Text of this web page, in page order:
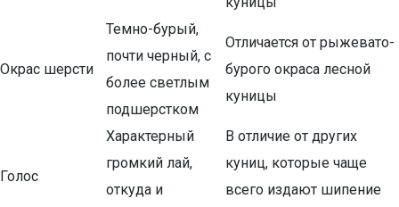
Окрас шерсти
Темно-бурый,
почти черный, с
более светлым
подшерстком
Отличается от рыжевато-
бурого окраса лесной
куницы
Голос
Характерный
громкий лай,
откуда и
В отличие от других
куниц, которые чаще
всего издают шипение